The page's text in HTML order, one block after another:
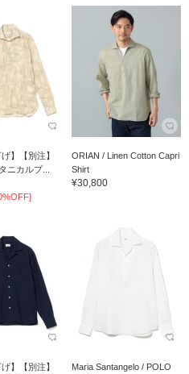
】【別注】
ニカルプ...
ORIAN / Linen Cotton Capri
Shirt
¥30,800
】【別注】
Maria Santangelo / POLO